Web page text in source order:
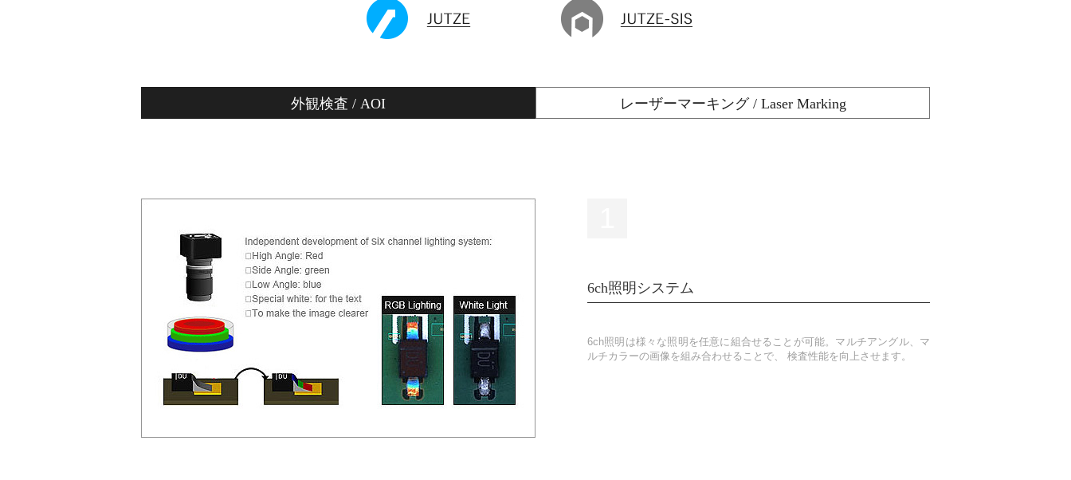
外観検査 / AOI レーザーマーキング / Laser Marking
6ch照明システム
6ch照明は様々な照明を任意に組合せることが可能。マルチアングル、マ
ルチカラーの画像を組み合わせることで、 検査性能を向上させます。